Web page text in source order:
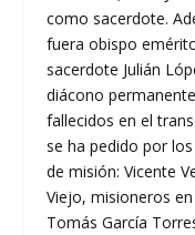
como sacerdote.
fuera obispo
sacerdote Julián
diácono
fallecidos en el
se ha pedido por
de misión: Vicente
Viejo, misioneros
Tomás García